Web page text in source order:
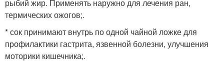
рыбий жир. Применять наружно для лечения ран,
термических ожогов;.
* сок принимают внутрь по одной чайной ложке для
профилактики гастрита, язвенной болезни, улучшения
моторики кишечника;.